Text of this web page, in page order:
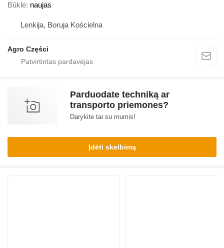
Būklė naujas
Lenkija, Boruja Kościelna
Agro Części
Parduodate techniką ar
transporto priemones?
Darykite tai su mumis!
Įdėti skelbimą